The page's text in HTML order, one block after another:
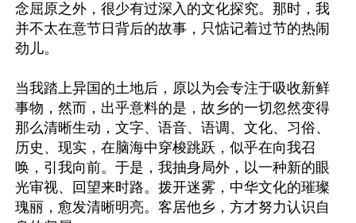
念屈原之外，很少有过深入的文化探究。那时，我
并不太在意节日背后的故事，只惦记着过节的热闹
劲儿。
当我踏上异国的土地后，原以为会专注于吸收新鲜
事物，然而，出乎意料的是，故乡的一切忽然变得
那么清晰生动，文字、语音、语调、文化、习俗、
历史、现实，在脑海中穿梭跳跃，似乎在向我召
唤，引我向前。于是，我抽身局外，以一种新的眼
光审视、回望来时路。拨开迷雾，中华文化的璀璨
瑰丽，愈发清晰明亮。客居他乡，方才努力认识自